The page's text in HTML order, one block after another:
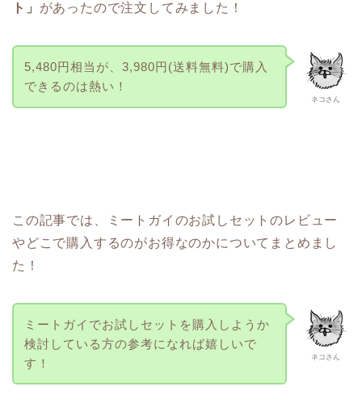
ト」 があったので注文してみました！
ネコさん
5,480円相当が、3,980円(送料無料)で購入
できるのは熱い！
この記事では、ミートガイのお試しセットのレビュー
やどこで購入するのがお得なのかについてまとめまし
た！
ネコさん
ミートガイでお試しセットを購入しようか
検討している方の参考になれば嬉しいで
す！